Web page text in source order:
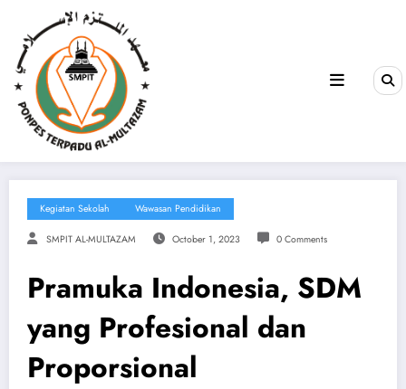
Kegiatan Sekolah Wawasan Pendidikan
SMPIT AL-MULTAZAM October 1, 2023 0 Comments
Pramuka Indonesia, SDM
yang Profesional dan
Proporsional